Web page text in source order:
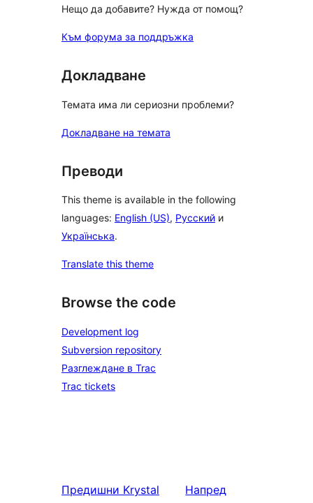
Нещо да добавите? Нужда от помощ?
Към форума за поддръжка
Докладване
Темата има ли сериозни проблеми?
Докладване на темата
Преводи
This theme is available in the following
languages: English (US), Русский и
Українська.
Translate this theme
Browse the code
Development log
Subversion repository
Разглеждане в Trac
Trac tickets
Предишни Krystal
Напред